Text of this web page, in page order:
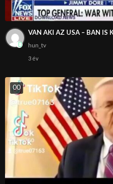
VAN AKI AZ USA – BAN IS
hun_tv
3 év
00